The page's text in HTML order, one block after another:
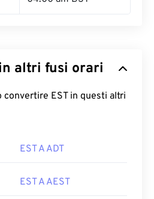
altri fusi orari
convertire EST in questi altri
EST A ADT
EST A AEST